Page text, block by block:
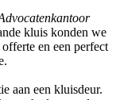
kluis konden we
en een perfect
aan een kluisdeur.